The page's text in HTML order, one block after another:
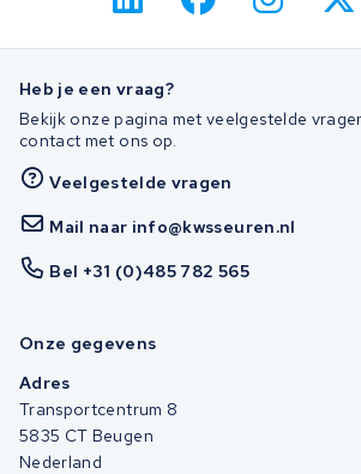
Heb je een vraag?
Bekijk onze pagina met veelgestelde
contact met ons op.
Veelgestelde vragen
Mail naar info@kwsseuren.nl
Bel +31 (0)485 782 565
Onze gegevens
Adres
Transportcentrum 8
5835 CT Beugen
Nederland